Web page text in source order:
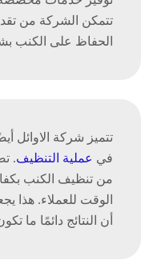
تتمكن الشركة من
الحفاظ على الكنب
تتميز شركة الاوائل
في عملية التنظيف.
من تنظيف الكنب
الوقت للعملاء. هذا
أن النتائج دائمًا ما